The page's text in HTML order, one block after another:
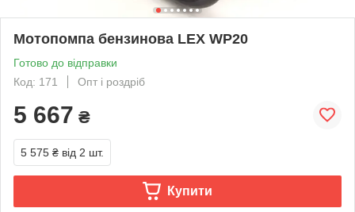
Мотопомпа бензинова LEX WP20
Готово до відправки
Код: 171
Опт і роздріб
5 667 ₴
5 575 ₴ від 2 шт.
Купити